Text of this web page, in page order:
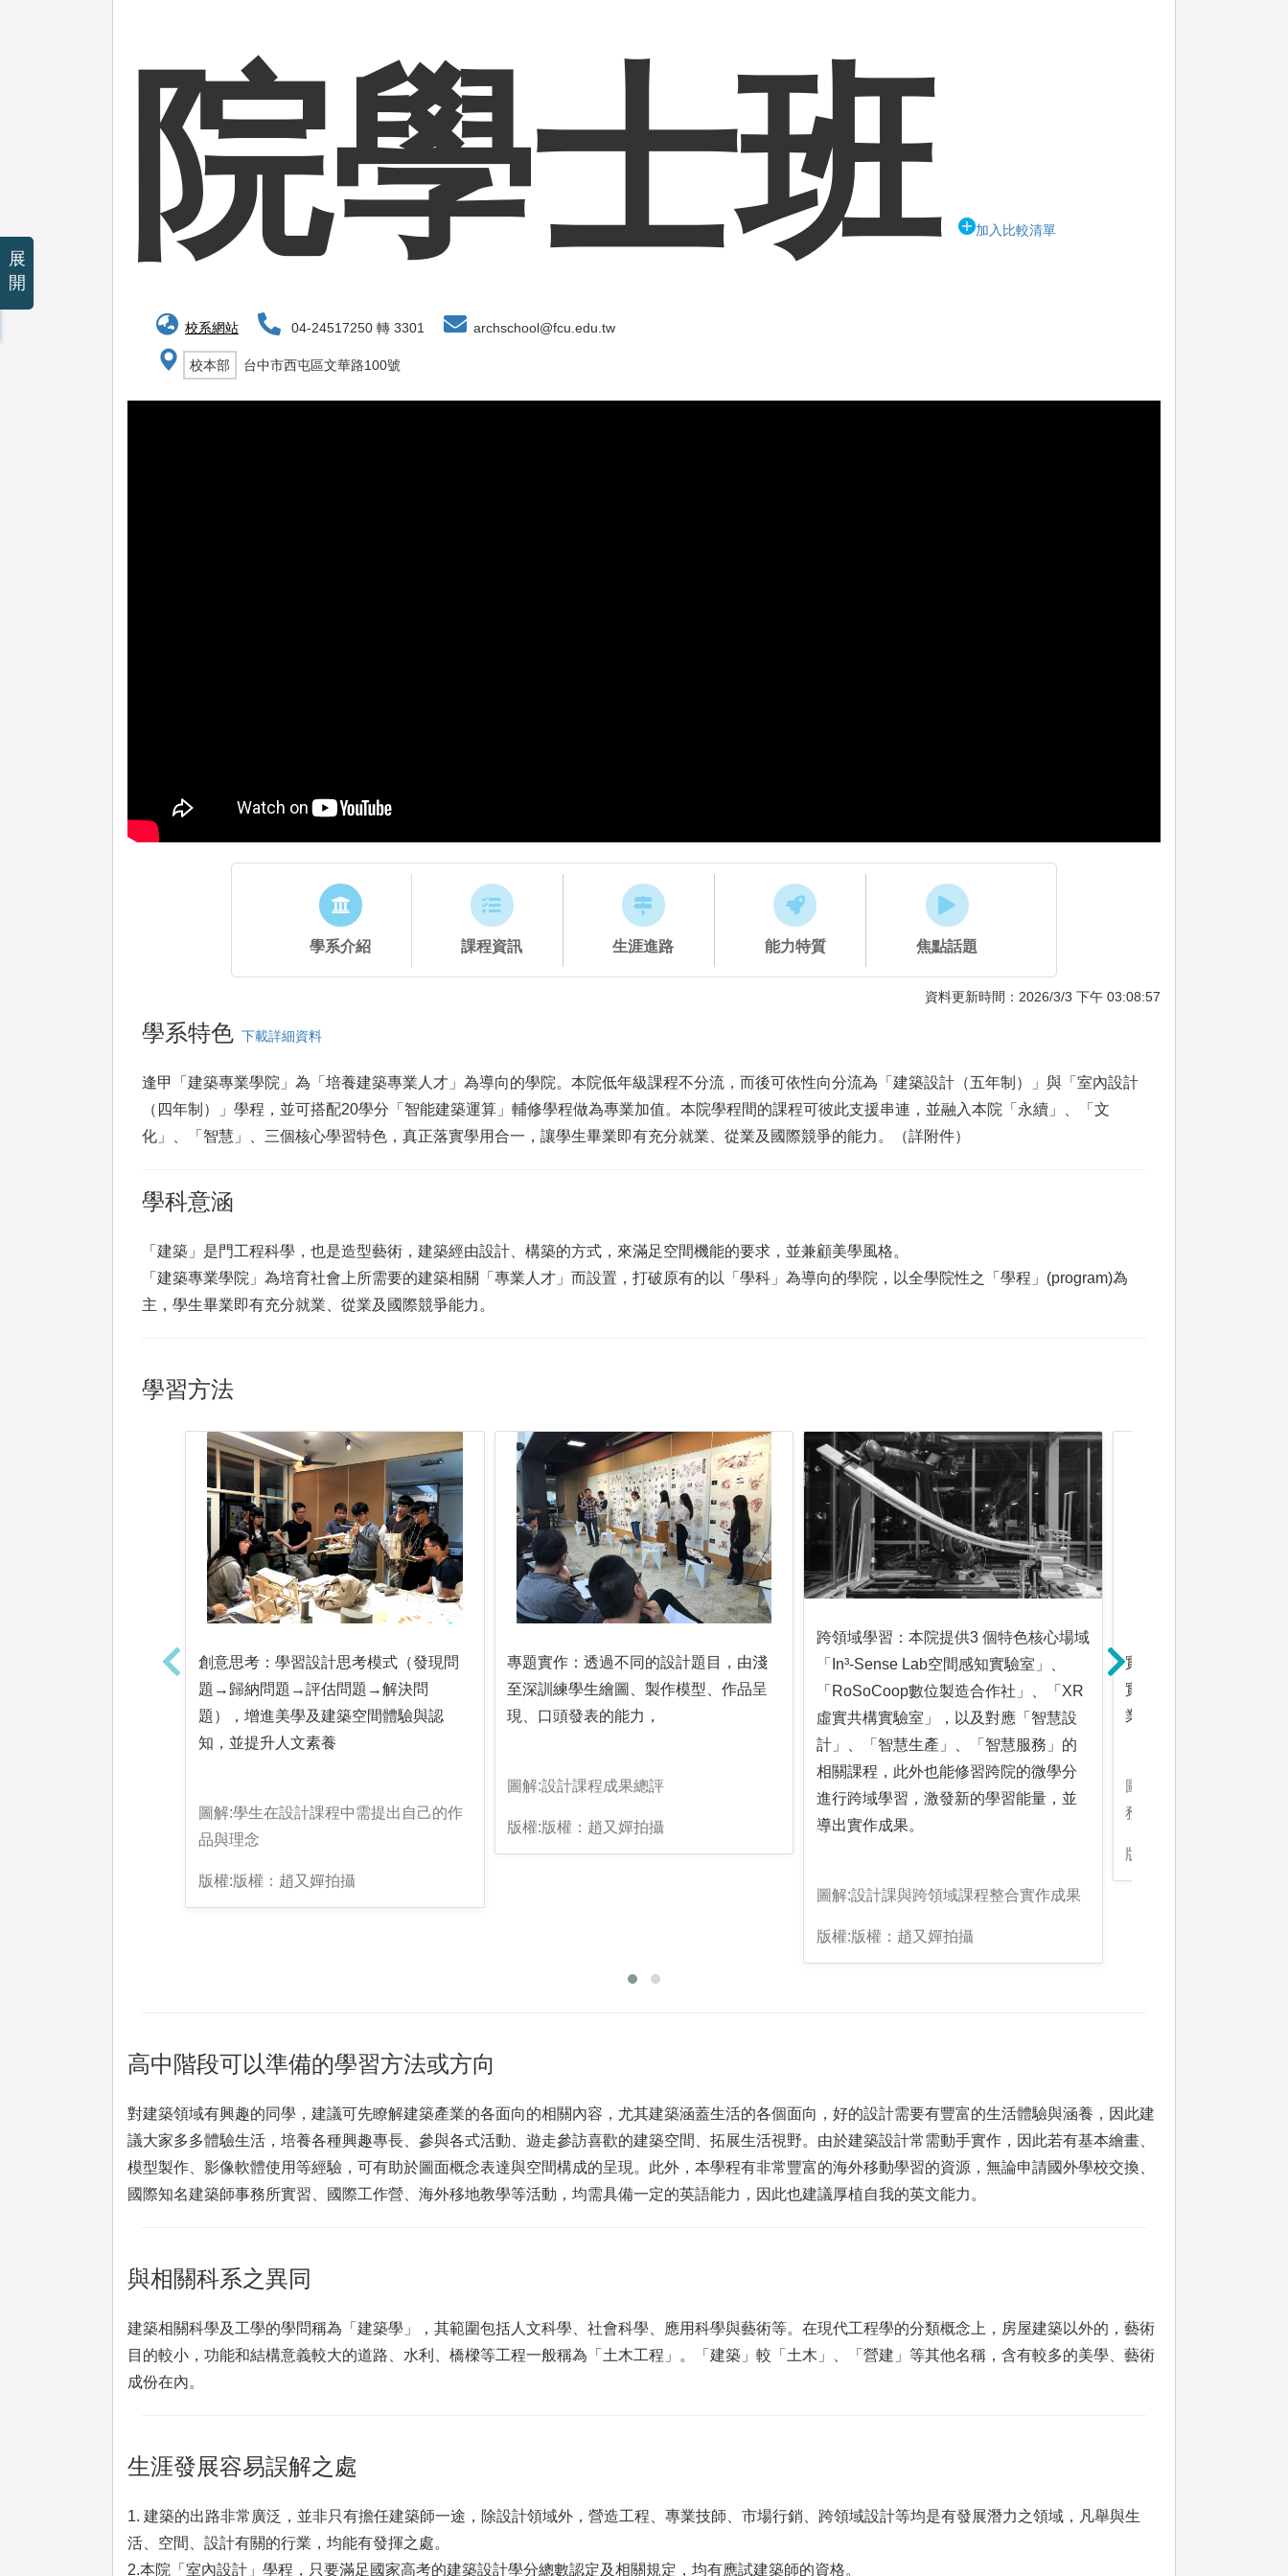
院學士班 加入比較清單
校系網站 04-24517250 轉 3301 archschool@fcu.edu.tw
校本部 台中市西屯區文華路100號
學系介紹 課程資訊 生涯進路 能力特質 焦點話題
資料更新時間：2026/3/3 下午 03:08:57
學系特色 下載詳細資料
逢甲「建築專業學院」為「培養建築專業人才」為導向的學院。本院低年級課程不分流，而後可依性向分流為「建築設計（五年制）」與「室內設計
（四年制）」學程，並可搭配20學分「智能建築運算」輔修學程做為專業加值。本院學程間的課程可彼此支援串連，並融入本院「永續」、「文
化」、「智慧」、三個核心學習特色，真正落實學用合一，讓學生畢業即有充分就業、從業及國際競爭的能力。（詳附件）
學科意涵
「建築」是門工程科學，也是造型藝術，建築經由設計、構築的方式，來滿足空間機能的要求，並兼顧美學風格。
「建築專業學院」為培育社會上所需要的建築相關「專業人才」而設置，打破原有的以「學科」為導向的學院，以全學院性之「學程」(program)為
主，學生畢業即有充分就業、從業及國際競爭能力。
學習方法
創意思考：學習設計思考模式（發現問
題→歸納問題→評估問題→解決問
題），增進美學及建築空間體驗與認
知，並提升人文素養
圖解:學生在設計課程中需提出自己的作
品與理念
版權:版權：趙又嬋拍攝
專題實作：透過不同的設計題目，由淺
至深訓練學生繪圖、製作模型、作品呈
現、口頭發表的能力，
圖解:設計課程成果總評
版權:版權：趙又嬋拍攝
跨領域學習：本院提供3 個特色核心場域
「In³-Sense Lab空間感知實驗室」、
「RoSoCoop數位製造合作社」、「XR
虛實共構實驗室」，以及對應「智慧設
計」、「智慧生產」、「智慧服務」的
相關課程，此外也能修習跨院的微學分
進行跨域學習，激發新的學習能量，並
導出實作成果。
圖解:設計課與跨領域課程整合實作成果
版權:版權：趙又嬋拍攝
實務實習：透過「深度
實習」制度，學生在學
業界單位配合，增進建
圖解:師長訪視海外深
務所)
版權:版權：高敬賢拍攝
高中階段可以準備的學習方法或方向
對建築領域有興趣的同學，建議可先瞭解建築產業的各面向的相關內容，尤其建築涵蓋生活的各個面向，好的設計需要有豐富的生活體驗與涵養，因此建
議大家多多體驗生活，培養各種興趣專長、參與各式活動、遊走參訪喜歡的建築空間、拓展生活視野。由於建築設計常需動手實作，因此若有基本繪畫、
模型製作、影像軟體使用等經驗，可有助於圖面概念表達與空間構成的呈現。此外，本學程有非常豐富的海外移動學習的資源，無論申請國外學校交換、
國際知名建築師事務所實習、國際工作營、海外移地教學等活動，均需具備一定的英語能力，因此也建議厚植自我的英文能力。
與相關科系之異同
建築相關科學及工學的學問稱為「建築學」，其範圍包括人文科學、社會科學、應用科學與藝術等。在現代工程學的分類概念上，房屋建築以外的，藝術
目的較小，功能和結構意義較大的道路、水利、橋樑等工程一般稱為「土木工程」。「建築」較「土木」、「營建」等其他名稱，含有較多的美學、藝術
成份在內。
生涯發展容易誤解之處
1. 建築的出路非常廣泛，並非只有擔任建築師一途，除設計領域外，營造工程、專業技師、市場行銷、跨領域設計等均是有發展潛力之領域，凡舉與生
活、空間、設計有關的行業，均能有發揮之處。
2.本院「室內設計」學程，只要滿足國家高考的建築設計學分總數認定及相關規定，均有應試建築師的資格。
展
開